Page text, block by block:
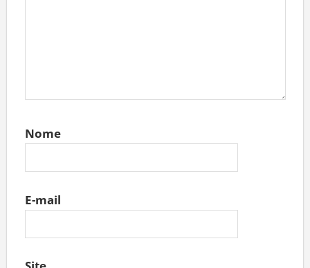
Nome
E-mail